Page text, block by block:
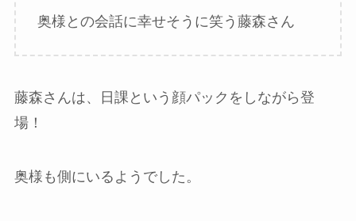
奥様との会話に幸せそうに笑う藤森さん
藤森さんは、日課という顔パックをしながら登
場！
奥様も側にいるようでした。